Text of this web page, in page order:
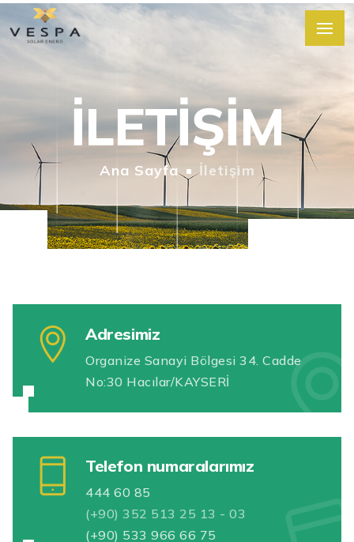
İLETİŞİM
Ana Sayfa İletişim
Adresimiz
Organize Sanayi Bölgesi 34. Cadde
No:30 Hacılar/KAYSERİ
Telefon numaralarımız
444 60 85
(+90) 352 513 25 13 - 03
(+90) 533 966 66 75